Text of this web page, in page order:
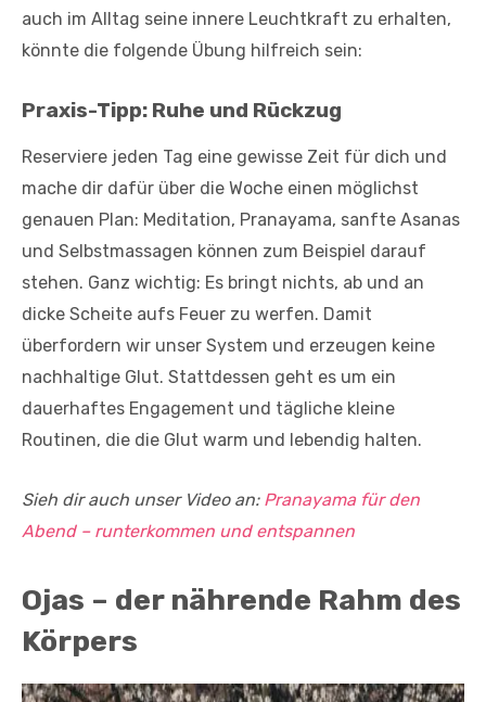
auch im Alltag seine innere Leuchtkraft zu erhalten,
könnte die folgende Übung hilfreich sein:
Praxis-Tipp: Ruhe und Rückzug
Reserviere jeden Tag eine gewisse Zeit für dich und
mache dir dafür über die Woche einen möglichst
genauen Plan: Meditation, Pranayama, sanfte Asanas
und Selbstmassagen können zum Beispiel darauf
stehen. Ganz wichtig: Es bringt nichts, ab und an
dicke Scheite aufs Feuer zu werfen. Damit
überfordern wir unser System und erzeugen keine
nachhaltige Glut. Stattdessen geht es um ein
dauerhaftes Engagement und tägliche kleine
Routinen, die die Glut warm und lebendig halten.
Sieh dir auch unser Video an: Pranayama für den
Abend – runterkommen und entspannen
Ojas – der nährende Rahm des
Körpers